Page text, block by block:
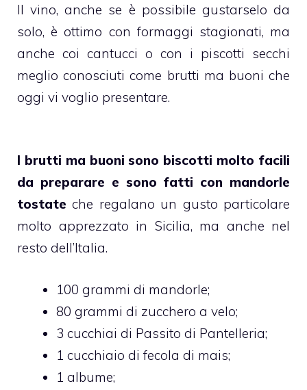
Il vino, anche se è possibile gustarselo da
solo, è ottimo con formaggi stagionati, ma
anche coi cantucci o con i piscotti secchi
meglio conosciuti come brutti ma buoni che
oggi vi voglio presentare.
I brutti ma buoni sono biscotti molto facili
da preparare e sono fatti con mandorle
tostate che regalano un gusto particolare
molto apprezzato in Sicilia, ma anche nel
resto dell’Italia.
100 grammi di mandorle;
80 grammi di zucchero a velo;
3 cucchiai di Passito di Pantelleria;
1 cucchiaio di fecola di mais;
1 albume;